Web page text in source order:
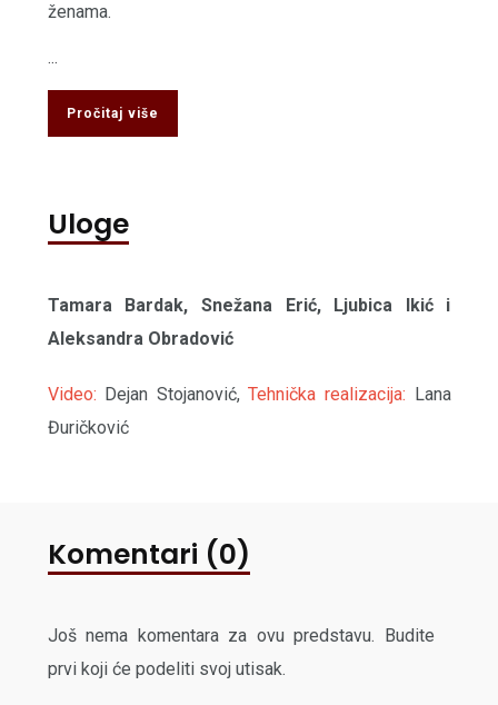
ženama.
...
Pročitaj više
Uloge
Tamara Bardak, Snežana Erić, Ljubica Ikić i
Aleksandra Obradović
Video: Dejan Stojanović,Tehnička realizacija:
Lana
Đuričković
Komentari (0)
Još nema komentara za ovu predstavu. Budite
prvi koji će podeliti svoj utisak.